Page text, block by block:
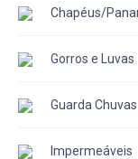
Chapéus/
Gorros e Luvas
Guarda Chuvas
Impermeáveis